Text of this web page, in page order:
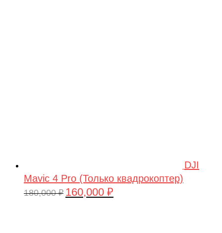
DJI
Mavic 4 Pro (Только квадрокоптер)
180,000₽ Первоначальная
160,000 ₽